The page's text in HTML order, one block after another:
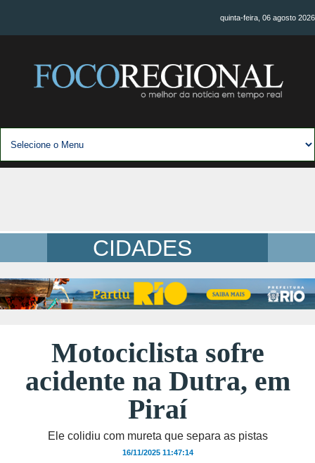
quinta-feira, 06 agosto 2026
CIDADES
Motociclista sofre
acidente na Dutra, em
Piraí
Ele colidiu com mureta que separa as pistas
16/11/2025 11:47:14